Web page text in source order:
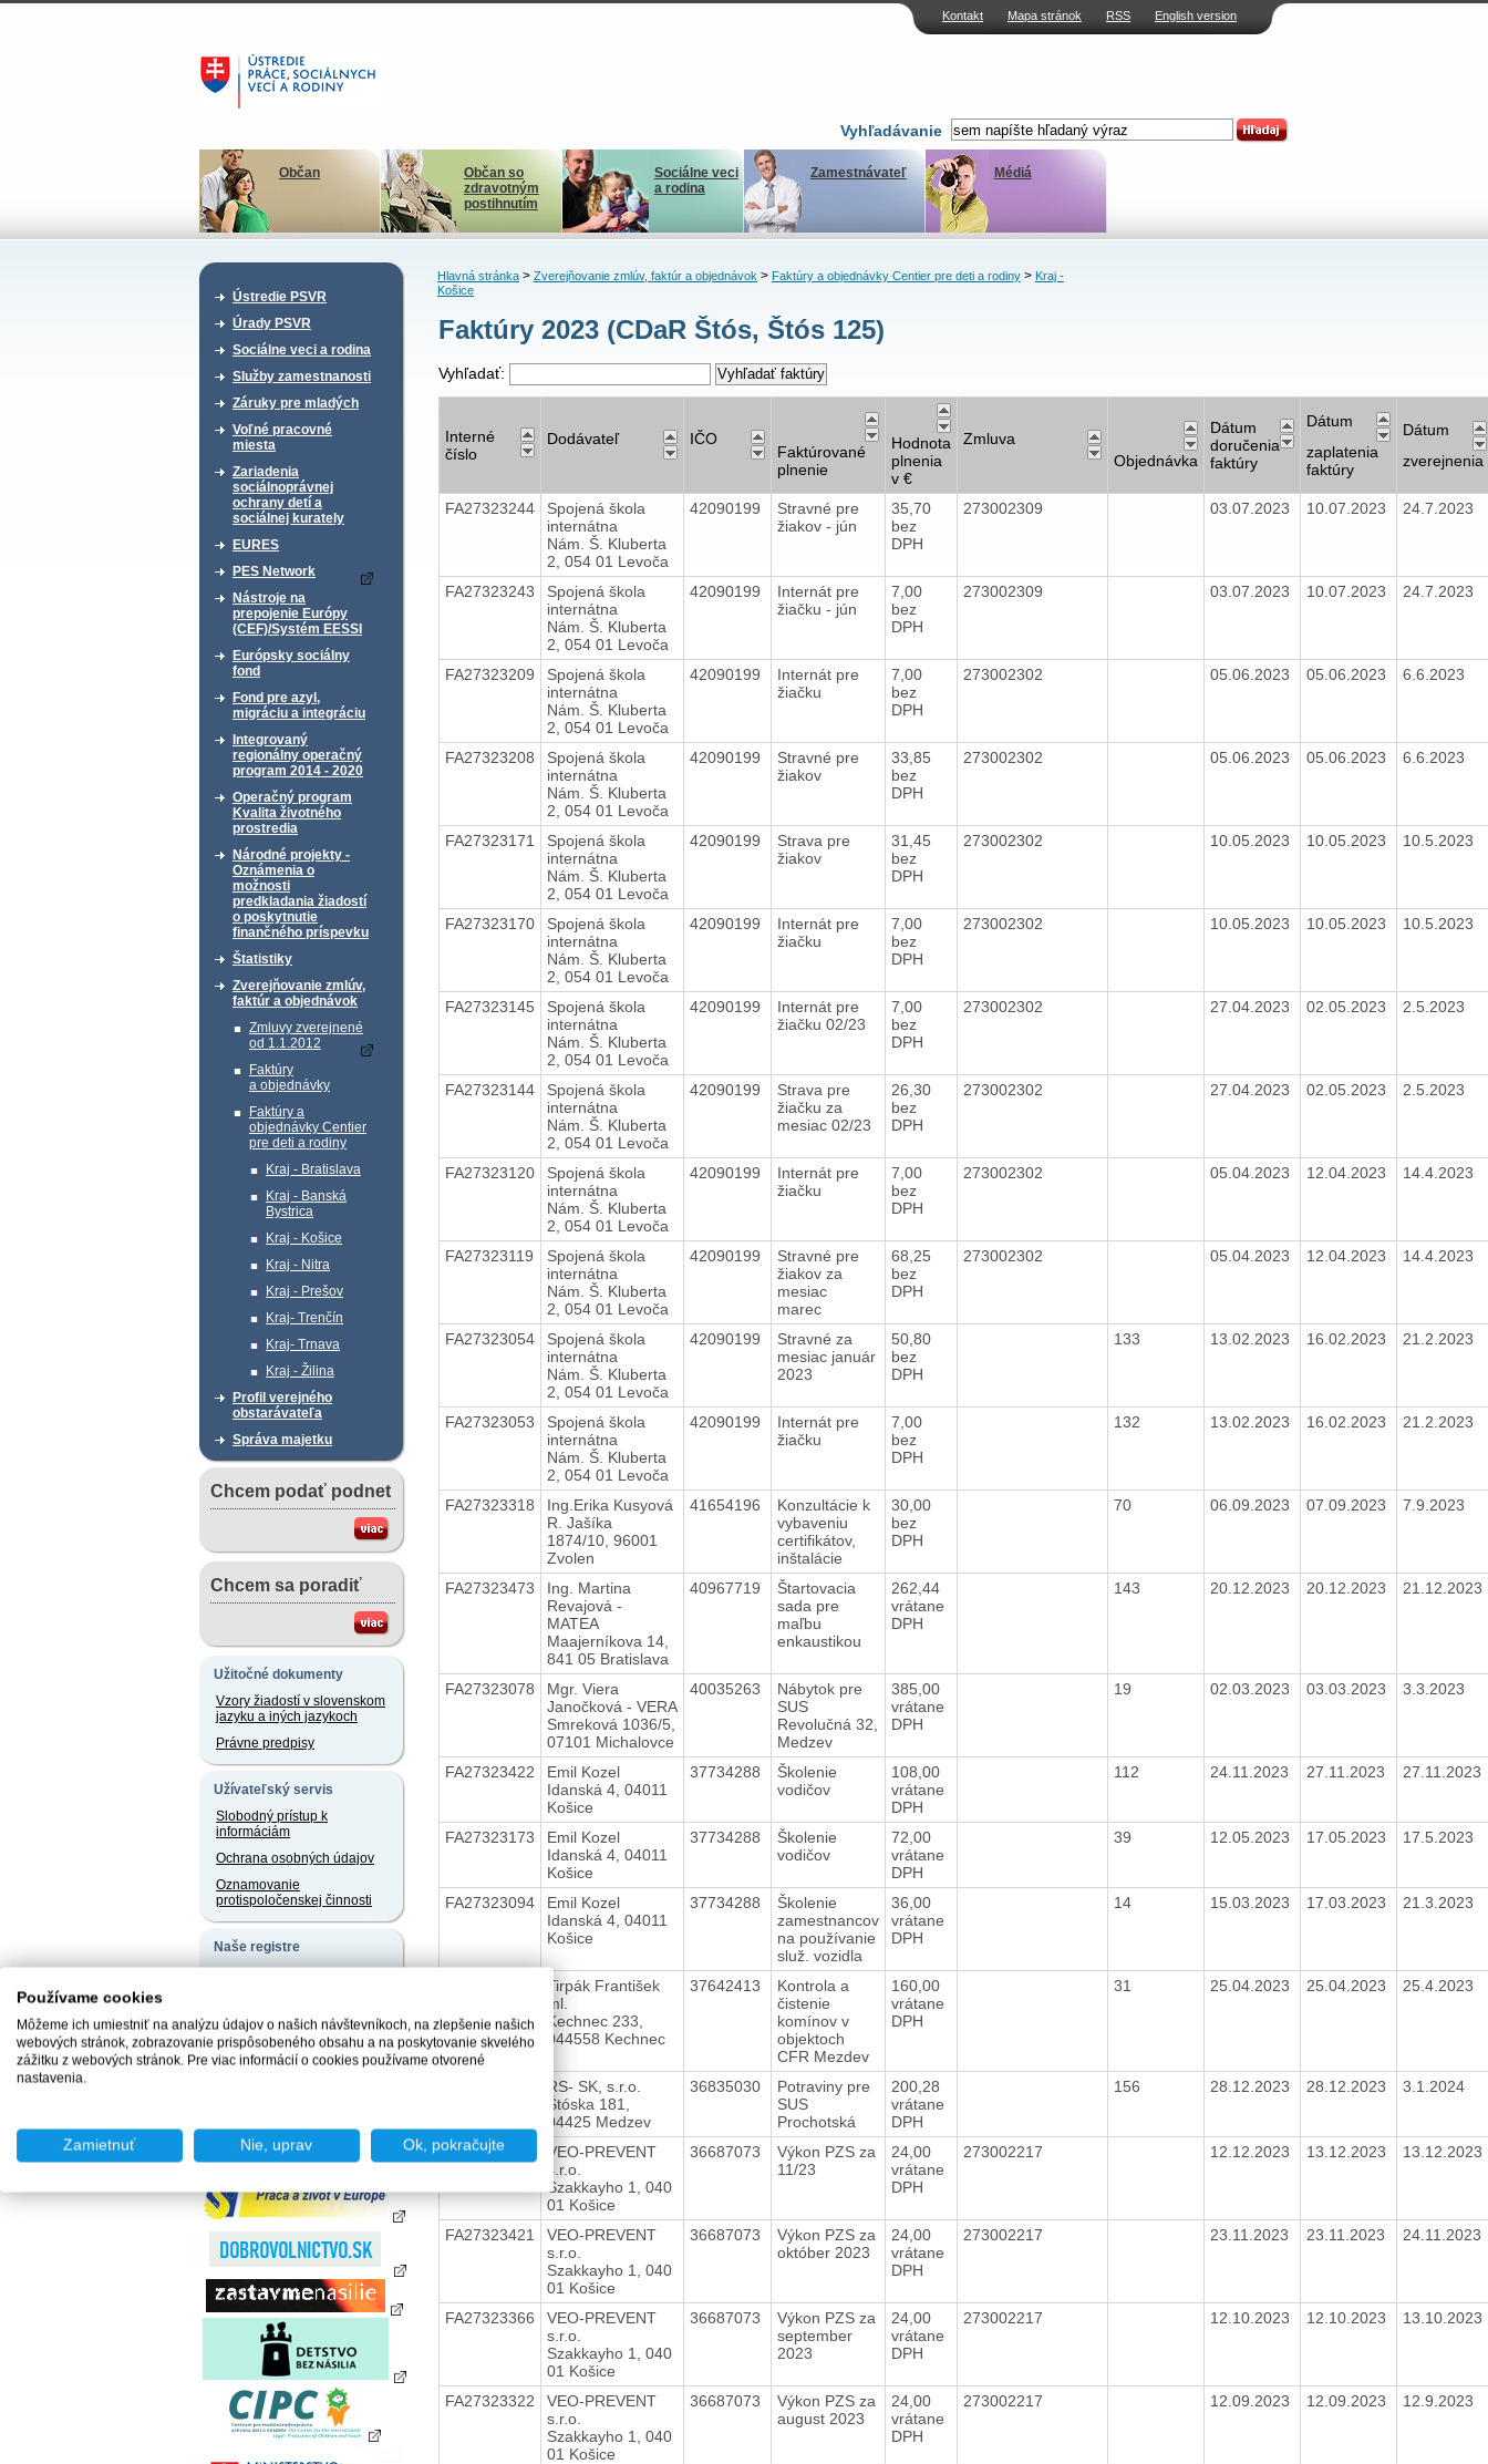
Kontakt Mapa stránok RSS English version
Vyhľadávanie
Občan
Občan so
zdravotným
postihnutím
Sociálne veci
a rodina
Zamestnávateľ Médiá
Ústredie PSVR
Úrady PSVR
Sociálne veci a rodina
Služby zamestnanosti
Záruky pre mladých
Voľné pracovné
miesta
Zariadenia
sociálnoprávnej
ochrany detí a
sociálnej kurately
EURES
PES Network
Nástroje na
prepojenie Európy
(CEF)/Systém EESSI
Európsky sociálny
fond
Fond pre azyl,
migráciu a integráciu
Integrovaný
regionálny operačný
program 2014 - 2020
Operačný program
Kvalita životného
prostredia
Národné projekty -
Oznámenia o
možnosti
predkladania žiadostí
o poskytnutie
finančného príspevku
Štatistiky
Zverejňovanie zmlúv,
faktúr a objednávok
Zmluvy zverejnené
od 1.1.2012
Faktúry
a objednávky
Faktúry a
objednávky Centier
pre deti a rodiny
Kraj - Bratislava
Kraj - Banská
Bystrica
Kraj - Košice
Kraj - Nitra
Kraj - Prešov
Kraj- Trenčín
Kraj- Trnava
Kraj - Žilina
Profil verejného
obstarávateľa
Správa majetku
Chcem podať podnet
Chcem sa poradiť
Užitočné dokumenty
Vzory žiadostí v slovenskom
jazyku a iných jazykoch
Právne predpisy
Užívateľský servis
Slobodný prístup k
informáciám
Ochrana osobných údajov
Oznamovanie
protispoločenskej činnosti
Naše registre
Agentúry podporovaného
zamestnávania
Agentúry dočasného
Chránené dielne a
chránené pracoviská
Hlavná stránka> Zverejňovanie zmlúv, faktúr a objednávok> Faktúry a objednávky Centier pre deti a rodiny> Kraj -
Košice
Faktúry 2023 (CDaR Štós, Štós 125)
Vyhľadať:
Interné
číslo
Dodávateľ IČO
Faktúrované
plnenie
Hodnota
plnenia
v €
Zmluva
Objednávka
Dátum
doručenia
faktúry
Dátum
zaplatenia
faktúry
Dátum
zverejnenia
FA27323244
Spojená škola
internátna
Nám. Š. Kluberta
2, 054 01 Levoča
42090199
Stravné pre
žiakov - jún
35,70
bez
DPH
273002309 03.07.2023 10.07.2023 24.7.2023
FA27323243
Spojená škola
internátna
Nám. Š. Kluberta
2, 054 01 Levoča
42090199
Internát pre
žiačku - jún
7,00
bez
DPH
273002309 03.07.2023 10.07.2023 24.7.2023
FA27323209
Spojená škola
internátna
Nám. Š. Kluberta
2, 054 01 Levoča
42090199
Internát pre
žiačku
7,00
bez
DPH
273002302 05.06.2023 05.06.2023 6.6.2023
FA27323208
Spojená škola
internátna
Nám. Š. Kluberta
2, 054 01 Levoča
42090199
Stravné pre
žiakov
33,85
bez
DPH
273002302 05.06.2023 05.06.2023 6.6.2023
FA27323171
Spojená škola
internátna
Nám. Š. Kluberta
2, 054 01 Levoča
42090199
Strava pre
žiakov
31,45
bez
DPH
273002302 10.05.2023 10.05.2023 10.5.2023
FA27323170
Spojená škola
internátna
Nám. Š. Kluberta
2, 054 01 Levoča
42090199
Internát pre
žiačku
7,00
bez
DPH
273002302 10.05.2023 10.05.2023 10.5.2023
FA27323145
Spojená škola
internátna
Nám. Š. Kluberta
2, 054 01 Levoča
42090199
Internát pre
žiačku 02/23
7,00
bez
DPH
273002302 27.04.2023 02.05.2023 2.5.2023
FA27323144
Spojená škola
internátna
Nám. Š. Kluberta
2, 054 01 Levoča
42090199
Strava pre
žiačku za
mesiac 02/23
26,30
bez
DPH
273002302 27.04.2023 02.05.2023 2.5.2023
FA27323120
Spojená škola
internátna
Nám. Š. Kluberta
2, 054 01 Levoča
42090199
Internát pre
žiačku
7,00
bez
DPH
273002302 05.04.2023 12.04.2023 14.4.2023
FA27323119
Spojená škola
internátna
Nám. Š. Kluberta
2, 054 01 Levoča
42090199
Stravné pre
žiakov za
mesiac
marec
68,25
bez
DPH
273002302 05.04.2023 12.04.2023 14.4.2023
FA27323054
Spojená škola
internátna
Nám. Š. Kluberta
2, 054 01 Levoča
42090199
Stravné za
mesiac január
2023
50,80
bez
DPH
133 13.02.2023 16.02.2023 21.2.2023
FA27323053
Spojená škola
internátna
Nám. Š. Kluberta
2, 054 01 Levoča
42090199
Internát pre
žiačku
7,00
bez
DPH
132 13.02.2023 16.02.2023 21.2.2023
FA27323318
Ing.Erika Kusyová
R. Jašíka
1874/10, 96001
Zvolen
41654196
Konzultácie k
vybaveniu
certifikátov,
inštalácie
30,00
bez
DPH
70 06.09.2023 07.09.2023 7.9.2023
FA27323473
Ing. Martina
Revajová -
MATEA
Maajerníkova 14,
841 05 Bratislava
40967719
Štartovacia
sada pre
maľbu
enkaustikou
262,44
vrátane
DPH
143 20.12.2023 20.12.2023 21.12.2023
FA27323078
Mgr. Viera
Janočková - VERA
Smreková 1036/5,
07101 Michalovce
40035263
Nábytok pre
SUS
Revolučná 32,
Medzev
385,00
vrátane
DPH
19 02.03.2023 03.03.2023 3.3.2023
FA27323422
Emil Kozel
Idanská 4, 04011
Košice
37734288
Školenie
vodičov
108,00
vrátane
DPH
112 24.11.2023 27.11.2023 27.11.2023
FA27323173
Emil Kozel
Idanská 4, 04011
Košice
37734288
Školenie
vodičov
72,00
vrátane
DPH
39 12.05.2023 17.05.2023 17.5.2023
FA27323094
Emil Kozel
Idanská 4, 04011
Košice
37734288
Školenie
zamestnancov
na používanie
služ. vozidla
36,00
vrátane
DPH
14 15.03.2023 17.03.2023 21.3.2023
Tirpák František
ml.
Kechnec 233,
044558 Kechnec
37642413
Kontrola a
čistenie
komínov v
objektoch
CFR Mezdev
160,00
vrátane
DPH
31 25.04.2023 25.04.2023 25.4.2023
RS- SK, s.r.o.
Štóska 181,
04425 Medzev
36835030
Potraviny pre
SUS
Prochotská
200,28
vrátane
DPH
156 28.12.2023 28.12.2023 3.1.2024
FA27323450
VEO-PREVENT
s.r.o.
Szakkayho 1, 040
01 Košice
36687073
Výkon PZS za
11/23
24,00
vrátane
DPH
273002217 12.12.2023 13.12.2023 13.12.2023
FA27323421
VEO-PREVENT
s.r.o.
Szakkayho 1, 040
01 Košice
36687073
Výkon PZS za
október 2023
24,00
vrátane
DPH
273002217 23.11.2023 23.11.2023 24.11.2023
FA27323366
VEO-PREVENT
s.r.o.
Szakkayho 1, 040
01 Košice
36687073
Výkon PZS za
september
2023
24,00
vrátane
DPH
273002217 12.10.2023 12.10.2023 13.10.2023
FA27323322
VEO-PREVENT
s.r.o.
Szakkayho 1, 040
01 Košice
36687073
Výkon PZS za
august 2023
24,00
vrátane
DPH
273002217 12.09.2023 12.09.2023 12.9.2023
Používame cookies
Môžeme ich umiestniť na analýzu údajov o našich návštevníkoch, na zlepšenie našich
webových stránok, zobrazovanie prispôsobeného obsahu a na poskytovanie skvelého
zážitku z webových stránok. Pre viac informácií o cookies používame otvorené
nastavenia.
Zamietnuť Nie, uprav Ok, pokračujte